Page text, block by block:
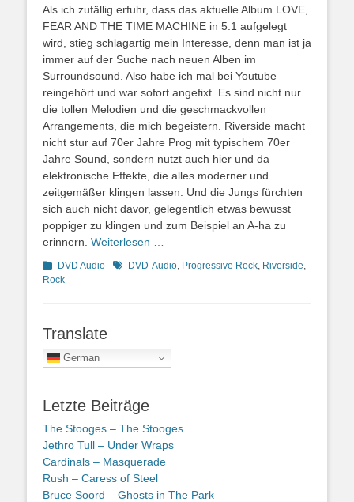
Als ich zufällig erfuhr, dass das aktuelle Album LOVE,
FEAR AND THE TIME MACHINE in 5.1 aufgelegt
wird, stieg schlagartig mein Interesse, denn man ist ja
immer auf der Suche nach neuen Alben im
Surroundsound. Also habe ich mal bei Youtube
reingehört und war sofort angefixt. Es sind nicht nur
die tollen Melodien und die geschmackvollen
Arrangements, die mich begeistern. Riverside macht
nicht stur auf 70er Jahre Prog mit typischem 70er
Jahre Sound, sondern nutzt auch hier und da
elektronische Effekte, die alles moderner und
zeitgemäßer klingen lassen. Und die Jungs fürchten
sich auch nicht davor, gelegentlich etwas bewusst
poppiger zu klingen und zum Beispiel an A-ha zu
erinnern. Weiterlesen …
Kategorien
DVD Audio Schlagworte
DVD-Audio, Progressive Rock, Riverside,
Rock
Translate
German
Letzte Beiträge
The Stooges – The Stooges
Jethro Tull – Under Wraps
Cardinals – Masquerade
Rush – Caress of Steel
Bruce Soord – Ghosts in The Park